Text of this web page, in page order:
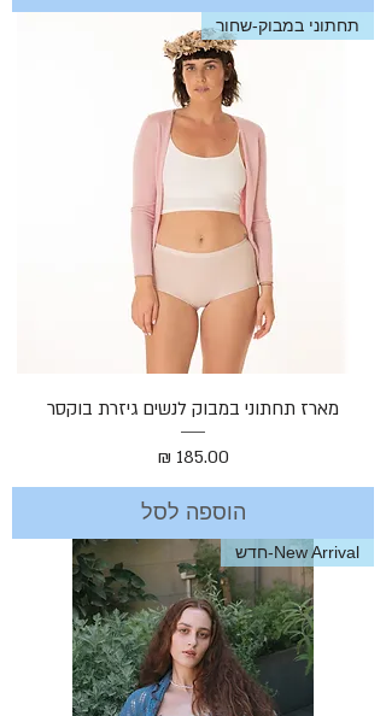
תחתוני במבוק-שחור
מארז תחתוני במבוק לנשים גיזרת בוקסר
מחיר
הוספה לסל
New Arrival-חדש